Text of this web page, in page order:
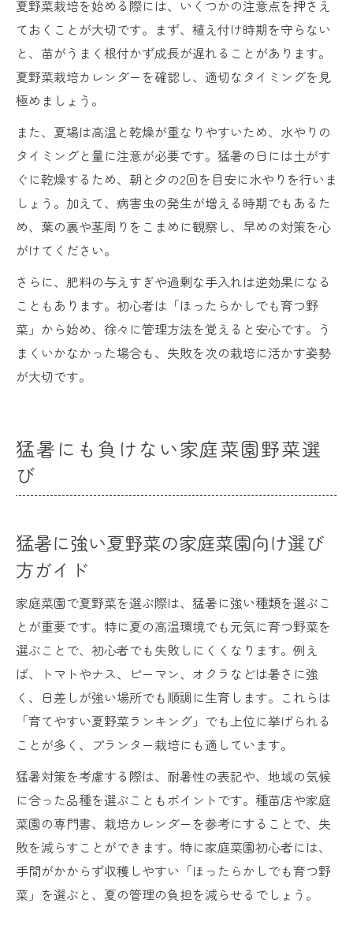
夏野菜栽培を始める際には、いくつかの注意点を押さえ
ておくことが大切です。まず、植え付け時期を守らない
と、苗がうまく根付かず成長が遅れることがあります。
夏野菜栽培カレンダーを確認し、適切なタイミングを見
極めましょう。
また、夏場は高温と乾燥が重なりやすいため、水やりの
タイミングと量に注意が必要です。猛暑の日には土がす
ぐに乾燥するため、朝と夕の2回を目安に水やりを行いま
しょう。加えて、病害虫の発生が増える時期でもあるた
め、葉の裏や茎周りをこまめに観察し、早めの対策を心
がけてください。
さらに、肥料の与えすぎや過剰な手入れは逆効果になる
こともあります。初心者は「ほったらかしでも育つ野
菜」から始め、徐々に管理方法を覚えると安心です。う
まくいかなかった場合も、失敗を次の栽培に活かす姿勢
が大切です。
猛暑にも負けない家庭菜園野菜選
び
猛暑に強い夏野菜の家庭菜園向け選び
方ガイド
家庭菜園で夏野菜を選ぶ際は、猛暑に強い種類を選ぶこ
とが重要です。特に夏の高温環境でも元気に育つ野菜を
選ぶことで、初心者でも失敗しにくくなります。例え
ば、トマトやナス、ピーマン、オクラなどは暑さに強
く、日差しが強い場所でも順調に生育します。これらは
「育てやすい夏野菜ランキング」でも上位に挙げられる
ことが多く、プランター栽培にも適しています。
猛暑対策を考慮する際は、耐暑性の表記や、地域の気候
に合った品種を選ぶこともポイントです。種苗店や家庭
菜園の専門書、栽培カレンダーを参考にすることで、失
敗を減らすことができます。特に家庭菜園初心者には、
手間がかからず収穫しやすい「ほったらかしでも育つ野
菜」を選ぶと、夏の管理の負担を減らせるでしょう。